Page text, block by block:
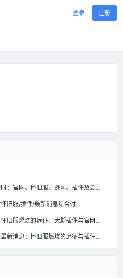
登录 注册
：官网、怀旧服、战网、插件及最...
旧服/插件/最新消息综合讨...
旧服燃烧的远征、大脚插件与官网...
最新消息：怀旧服燃烧的远征与插件...